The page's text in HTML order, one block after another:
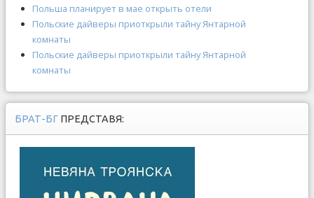
Польша планирует в мае открыть отели
Польские дайверы приоткрыли тайну Янтарной
комнаты
Польские дайверы приоткрыли тайну Янтарной
комнаты
БРАТ-БГ ПРЕДСТАВЯ: